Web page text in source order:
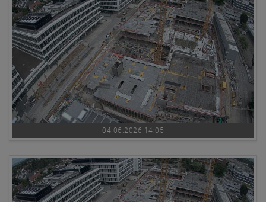
04.06.2026 14:05